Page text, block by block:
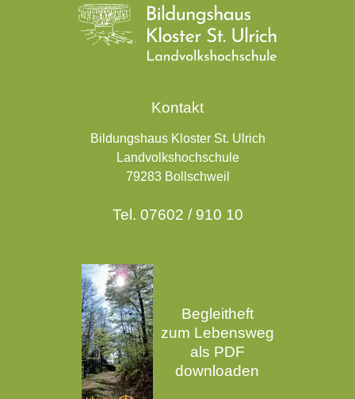
Kontakt
Bildungshaus Kloster St. Ulrich
Landvolkshochschule
79283 Bollschweil
Tel. 07602 / 910 10
Begleitheft
zum Lebensweg
als PDF
downloaden